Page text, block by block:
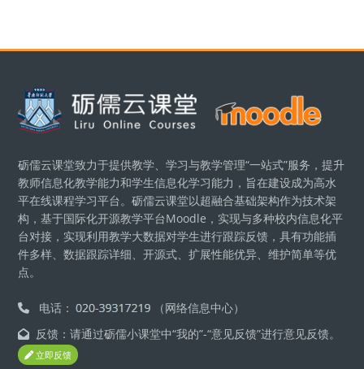
版块
砺儒云课堂致力于提供教学、学习与教学管理“一站式”服务，提升
教师信息化教学能力和学生信息化学习能力，旨在建设成为高水
平在线课程学习平台。砺儒云课堂以超融合基础架构作为技术架
构，基于国际化开源教学平台Moodle，实现与多种校内信息化平
台对接，实现利用教学大数据对学生进行跟踪反馈，具有功能插
件多样、数据跟踪详细、开源式、扩展性能优异、维护简单等优
点。
电话：
（网络信息中心）
反馈：请通过砺儒小课堂中“我的”-“意见反馈”进行意见反馈。
立即反馈